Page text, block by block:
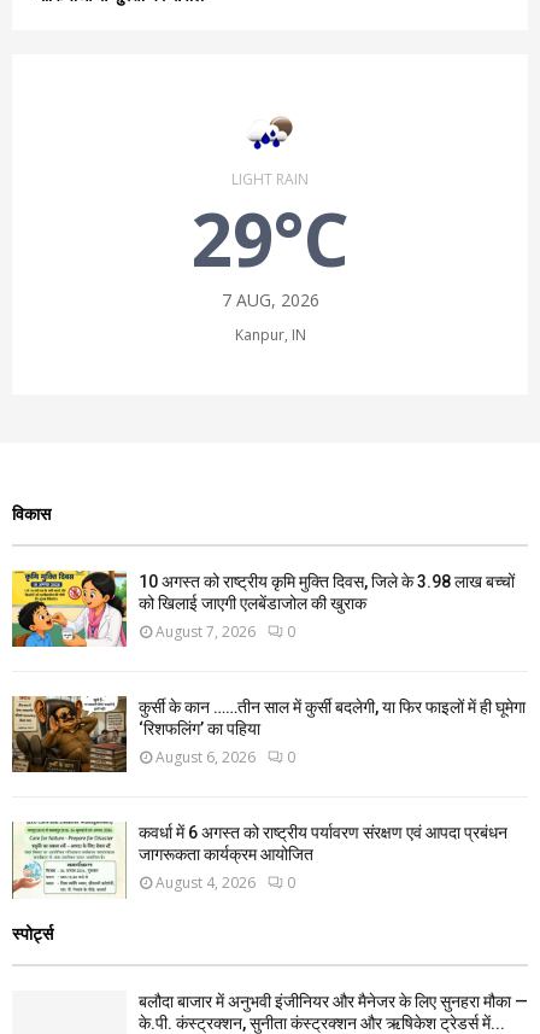
LIGHT RAIN
29°C
7 AUG, 2026
Kanpur, IN
विकास
10 अगस्त को राष्ट्रीय कृमि मुक्ति दिवस, जिले के 3.98 लाख बच्चों
को खिलाई जाएगी एलबेंडाजोल की खुराक
August 7, 2026 0
कुर्सी के कान ……तीन साल में कुर्सी बदलेगी, या फिर फाइलों में ही घूमेगा
‘रिशफलिंग’ का पहिया
August 6, 2026 0
कवर्धा में 6 अगस्त को राष्ट्रीय पर्यावरण संरक्षण एवं आपदा प्रबंधन
जागरूकता कार्यक्रम आयोजित
August 4, 2026 0
स्पोर्ट्स
बलौदा बाजार में अनुभवी इंजीनियर और मैनेजर के लिए सुनहरा मौका —
के.पी. कंस्ट्रक्शन, सुनीता कंस्ट्रक्शन और ऋषिकेश ट्रेडर्स में...